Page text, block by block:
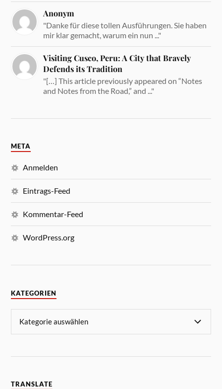
Anonym
"Danke für diese tollen Ausführungen. Sie haben
mir klar gemacht, warum ein nun ..."
Visiting Cusco, Peru: A City that Bravely
Defends its Tradition
"[…] This article previously appeared on “Notes
and Notes from the Road,” and ..."
META
Anmelden
Eintrags-Feed
Kommentar-Feed
WordPress.org
KATEGORIEN
TRANSLATE